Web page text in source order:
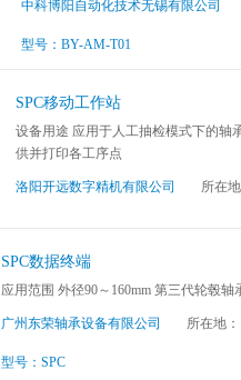
中科博阳自动化技术无锡有限公司
型号：BY-AM-T01
SPC移动工作站
设备用途 应用于人工抽检模式下的轴
供并打印各工序点
洛阳开远数字精机有限公司 所在地
SPC数据终端
应用范围 外径90～160mm 第三代轮毂轴
广州东荣轴承设备有限公司 所在地：
型号：SPC